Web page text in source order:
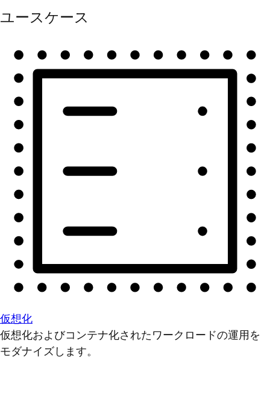
ユースケース
仮想化
仮想化およびコンテナ化されたワークロードの運用を
モダナイズします。